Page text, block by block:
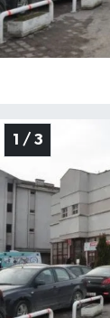
1 / 3
Sivil
Spor
Tarım
Turizm
Yaşam
Yerel